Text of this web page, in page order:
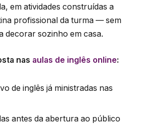
em atividades construídas a
profissional da turma — sem
decorar sozinho em casa.
nas aulas de inglês online:
de inglês já ministradas nas
antes da abertura ao público